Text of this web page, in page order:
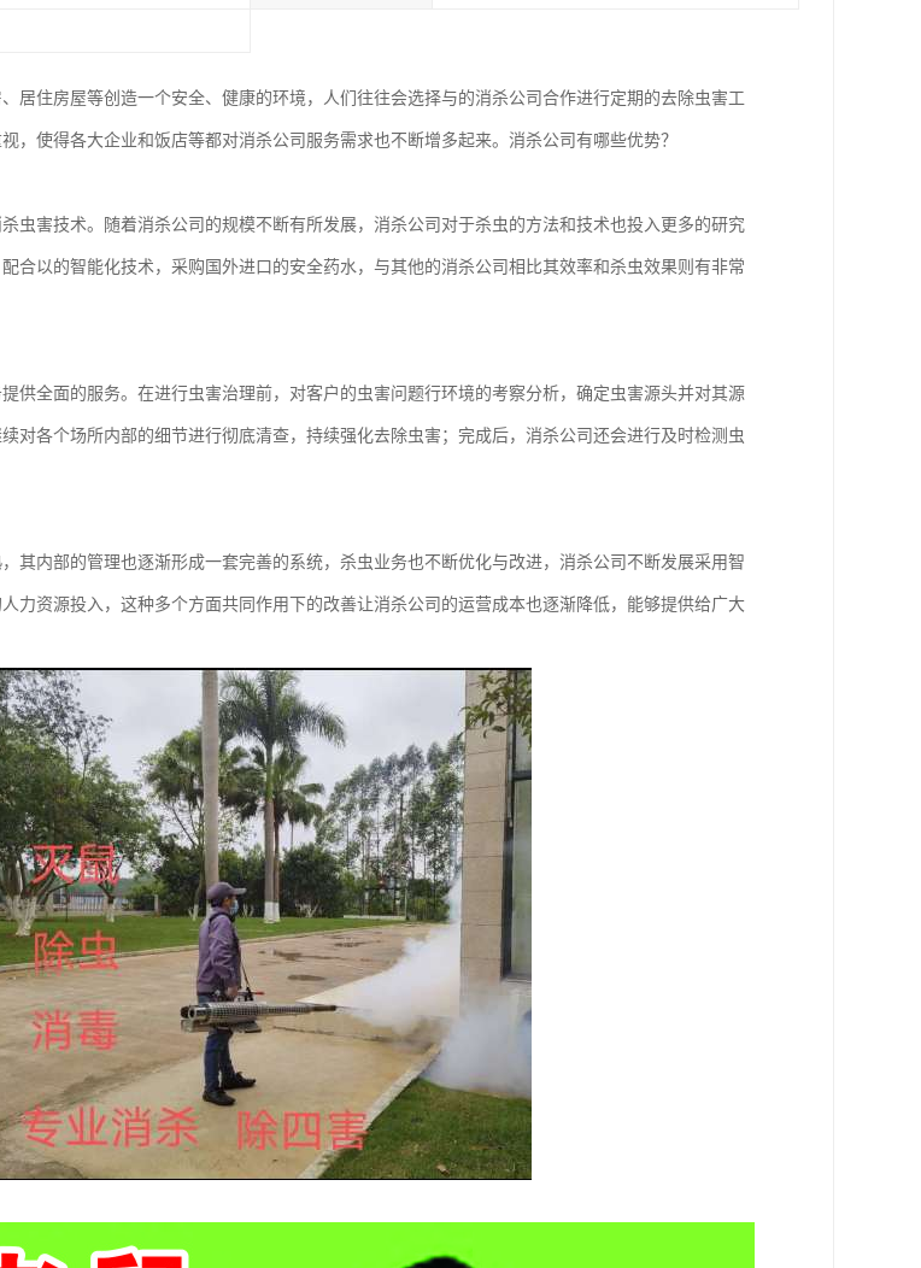
居住房屋等创造一个安全、健康的环境，人们往往会选择与的消杀公司合作进行定期的去除虫害工
，使得各大企业和饭店等都对消杀公司服务需求也不断增多起来。消杀公司有哪些优势？
虫害技术。随着消杀公司的规模不断有所发展，消杀公司对于杀虫的方法和技术也投入更多的研究
合以的智能化技术，采购国外进口的安全药水，与其他的消杀公司相比其效率和杀虫效果则有非常
供全面的服务。在进行虫害治理前，对客户的虫害问题行环境的考察分析，确定虫害源头并对其源
对各个场所内部的细节进行彻底清查，持续强化去除虫害；完成后，消杀公司还会进行及时检测虫
其内部的管理也逐渐形成一套完善的系统，杀虫业务也不断优化与改进，消杀公司不断发展采用智
力资源投入，这种多个方面共同作用下的改善让消杀公司的运营成本也逐渐降低，能够提供给广大